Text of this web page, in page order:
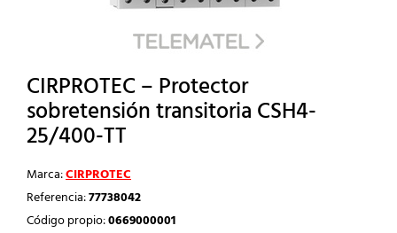
CIRPROTEC – Protector
sobretensión transitoria CSH4-
25/400-TT
Marca:CIRPROTEC
Referencia:77738042
Código propio:0669000001